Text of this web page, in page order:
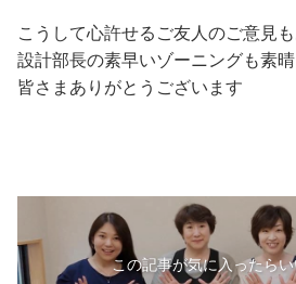
こうして心許せるご友人のご意見
設計部長の素早いゾーニングも素晴
皆さまありがとうございます
この記事が気に入ったら